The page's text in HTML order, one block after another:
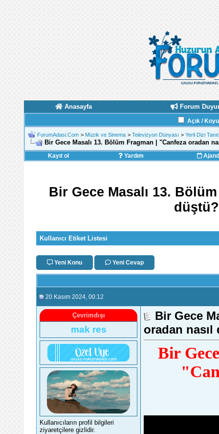
Anasayfa Forum
Açık /
ForumAdasi.Com > Müzik ve Sinema > Televizyon Dünyası > Yerli Dizi
Bir Gece Masalı 13. Bölüm Fragman | "Canfeza oradan
Kayıt ol Yardım
Bir Gece Masalı 13.
Kullanıcı Etiket Listesi
Yeni Konu Yeni Cevap
20 Kasım 2024 , 00:12
Çevrimdışı
mak res
Kullanıcıların profil bilgileri
ziyaretçilere gizlidir.
Bir Gece
oradan
Bir